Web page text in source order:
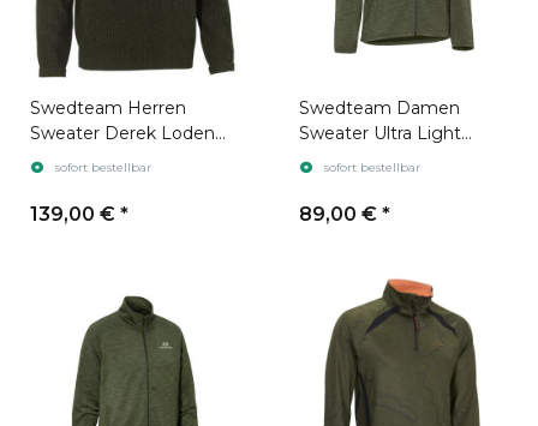
Swedteam Herren
Sweater Derek Loden
Greensofort bestellbar
139,00 € *
Swedteam Damen
Sweater Ultra Light
Greensofort bestellbar
89,00 € *